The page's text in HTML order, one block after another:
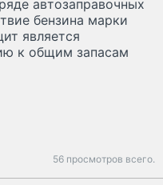
автозаправочных
бензина марки
является
к общим запасам
56 просмотров всего.